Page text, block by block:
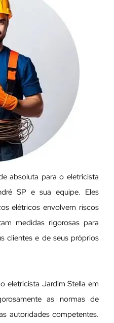
absoluta para o eletricista
SP e sua equipe. Eles
elétricos envolvem riscos
medidas rigorosas para
clientes e de seus próprios
eletricista Jardim Stella em
as normas de
autoridades competentes.